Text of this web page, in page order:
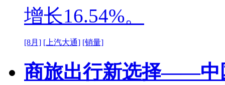
增长16.54%。
[8月] [上汽大通] [销量]
商旅出行新选择——中